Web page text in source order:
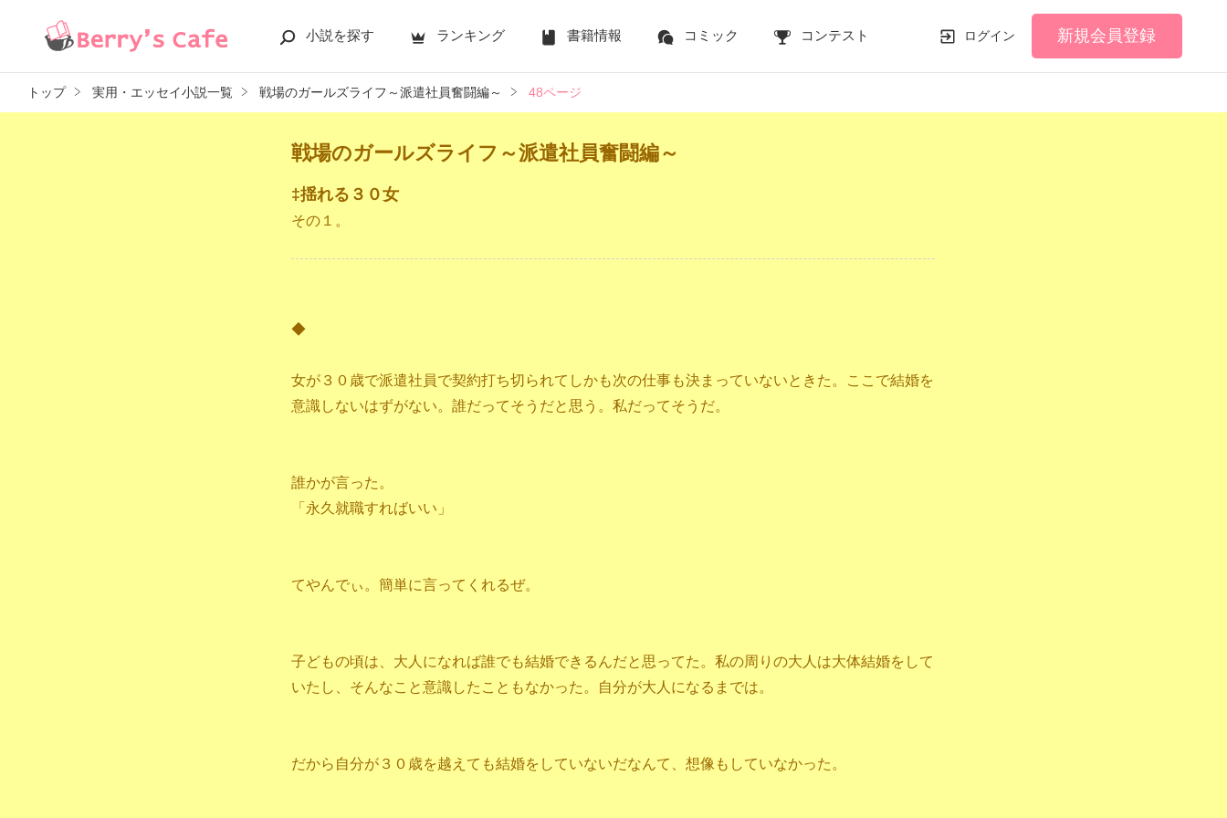
小説を探す ランキング 書籍情報 コミック コンテスト ログイン 新規会員登録
トップ 実用・エッセイ小説一覧 戦場のガールズライフ～派遣社員奮闘編～ 48ページ
戦場のガールズライフ～派遣社員奮闘編～
‡揺れる３０女
その１。
◆
女が３０歳で派遣社員で契約打ち切られてしかも次の仕事も決まっていないときた。ここで結婚を
意識しないはずがない。誰だってそうだと思う。私だってそうだ。
誰かが言った。
「永久就職すればいい」
てやんでぃ。簡単に言ってくれるぜ。
子どもの頃は、大人になれば誰でも結婚できるんだと思ってた。私の周りの大人は大体結婚をして
いたし、そんなこと意識したこともなかった。自分が大人になるまでは。
だから自分が３０歳を越えても結婚をしていないだなんて、想像もしていなかった。